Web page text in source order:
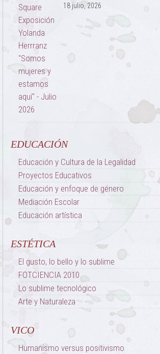
18 julio, 2026
EDUCACIÓN
Educación y Cultura de la Legalidad
Proyectos Educativos
Educación y enfoque de género
Mediación Escolar
Educación artística
ESTÉTICA
El gusto, lo bello y lo sublime
FOTCIENCIA 2010
Lo sublime tecnológico
Arte y Naturaleza
VICO
Humanismo versus positivismo